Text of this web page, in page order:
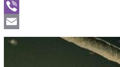
WhatsApp
Viber
Email